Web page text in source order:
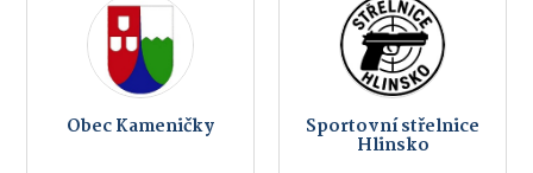
Obec Kameničky Sportovní střelnice
Hlinsko